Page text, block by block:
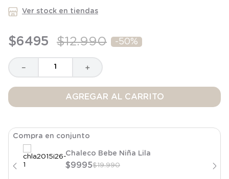
Ver stock en tiendas
$6495 $12.990 -50%
＋
－
AGREGAR AL CARRITO
Compra en conjunto
Chaleco Bebe Niña Lila
$9995$19.990